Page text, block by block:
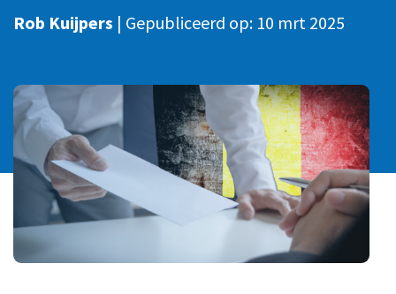
Service & Support
Veilig bestanden delen
Inloggen
Informatiebeveiliging en privacy
Personeel en salaris
Privézaken en ambitie
Strategie en bedrijfsinrichting
Rob Kuijpers | Gepubliceerd op: 10 mrt 2025